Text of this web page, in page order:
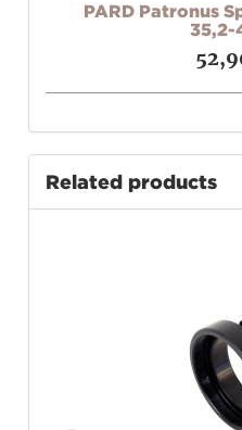
PARD Patronus
35,2-
Related products